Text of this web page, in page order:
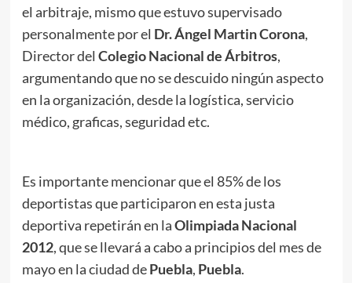
el arbitraje, mismo que estuvo supervisado
personalmente por el Dr. Ángel MartinCorona,
Director del Colegio Nacional de Árbitros,
argumentando que no se descuido ningún aspecto
en la organización, desde la logística, servicio
médico, graficas, seguridad etc.
Es importante mencionar que el 85% de los
deportistas que participaron en esta justa
deportiva repetirán en laOlimpiada Nacional
2012, que se llevará a cabo a principios del mes de
mayo en la ciudad dePuebla, Puebla.